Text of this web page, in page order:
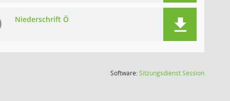
Niederschrift Ö
Software:SitzungsdienstSession(Wird in